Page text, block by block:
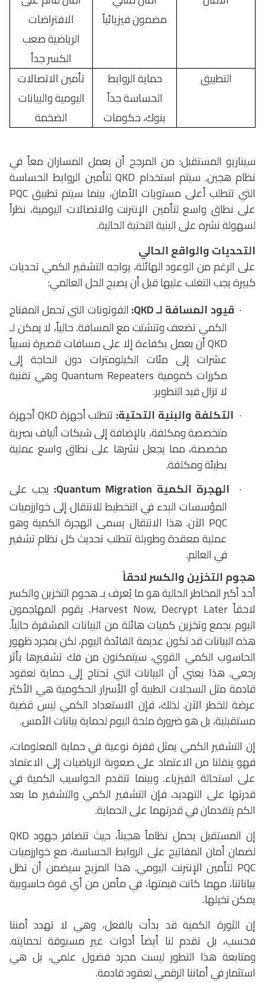
مضمون فيزيائياً
الافتراضات
الرياضية صعب
الكسر جداً
التطبيق
حماية الروابط
الحساسة جداً
بنوك، حكومات
تأمين الاتصالات
اليومية والبيانات
الضخمة
سيناريو المستقبل: من المرجح أن يعمل المساران معاً في
نظام هجين. سيتم استخدام QKD لتأمين الروابط الحساسة
التي تتطلب أعلى مستويات الأمان، بينما سيتم تطبيق PQC
على نطاق واسع لتأمين الإنترنت والاتصالات اليومية، نظراً
لسهولة نشره على البنية التحتية الحالية.
التحديات والواقع الحالي
على الرغم من الوعود الهائلة، يواجه التشفير الكمي تحديات
كبيرة يجب التغلب عليها قبل أن يصبح الحل العالمي:
· قيود المسافة لـQKD
: الفوتونات التي تحمل المفتاح
الكمي تضعف وتتشتت مع المسافة. حالياً، لا يمكن لـ
QKDأن يعمل بكفاءة إلا على مسافات قصيرة نسبياً
عشرات إلى مئات الكيلومترات دون الحاجة إلى
مكررات كمومية Quantum Repeaters وهي تقنية
لا تزال قيد التطوير.
· التكلفة والبنية التحتية: تتطلب أجهزةQKDأجهزة
متخصصة ومكلفة، بالإضافة إلى شبكات ألياف بصرية
مخصصة، مما يجعل نشرها على نطاق واسع عملية
بطيئة ومكلفة.
· الهجرة الكمية Quantum Migration
: يجب على
المؤسسات البدء في التخطيط للانتقال إلى خوارزميات
PQC الآن. هذا الانتقال يسمى الهجرة الكمية وهو
عملية معقدة وطويلة تتطلب تحديث كل نظام تشفير
في العالم.
هجوم التخزين والكسر لاحقاً
أحد أكبر المخاطر الحالية هو ما يُعرف بـ هجوم التخزين والكسر
لاحقاًHarvest Now, Decrypt Later. يقوم المهاجمون
اليوم بجمع وتخزين كميات هائلة من البيانات المشفرة حالياً.
هذه البيانات قد تكون عديمة الفائدة اليوم، لكن بمجرد ظهور
الحاسوب الكمي القوي، سيتمكنون من فك تشفيرها بأثر
رجعي. هذا يعني أن البيانات التي تحتاج إلى حماية لعقود
قادمة مثل السجلات الطبية أو الأسرار الحكومية هي الأكثر
عرضة للخطر الآن. لذلك، فإن الاستعداد الكمي ليس قضية
مستقبلية، بل هو ضرورة ملحة اليوم لحماية بيانات الأمس.
إن التشفير الكمي يمثل قفزة نوعية في حماية المعلومات،
فهو ينقلنا من الاعتماد على صعوبة الرياضيات إلى الاعتماد
على استحالة الفيزياء. وبينما تتقدم الحواسيب الكمية في
قدرتها على التهديد، فإن التشفير الكمي والتشفير ما بعد
الكم يتقدمان في قدرتهما على الحماية.
إن المستقبل يحمل نظاماً هجيناً، حيث تتضافر جهود QKD
لضمان أمان المفاتيح على الروابط الحساسة، مع خوارزميات
PQC لتأمين الإنترنت اليومي. هذا المزيج سيضمن أن تظل
بياناتنا، مهما كانت قيمتها، في مأمن من أي قوة حاسوبية
يمكن تخيلها.
إن الثورة الكمية قد بدأت بالفعل، وهي لا تهدد أمننا
فحسب، بل تقدم لنا أيضاً أدوات غير مسبوقة لحمايته.
ومتابعة هذا التطور ليست مجرد فضول علمي، بل هي
استثمار في أماننا الرقمي لعقود قادمة.